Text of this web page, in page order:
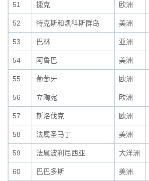
51 捷克 欧洲
52 特克斯和凯科斯群岛 美洲
53 巴林 亚洲
54 阿鲁巴 美洲
55 葡萄牙 欧洲
56 立陶宛 欧洲
57 斯洛伐克 欧洲
58 法属圣马丁 美洲
59 法属波利尼西亚 大洋洲
60 巴巴多斯 美洲